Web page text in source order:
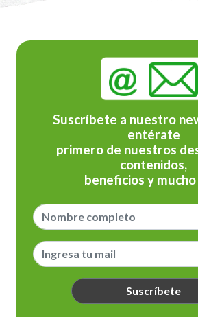
Suscríbete a nuestro
entérate
primero de nuestros
contenidos,
beneficios y mucho
Suscríbete